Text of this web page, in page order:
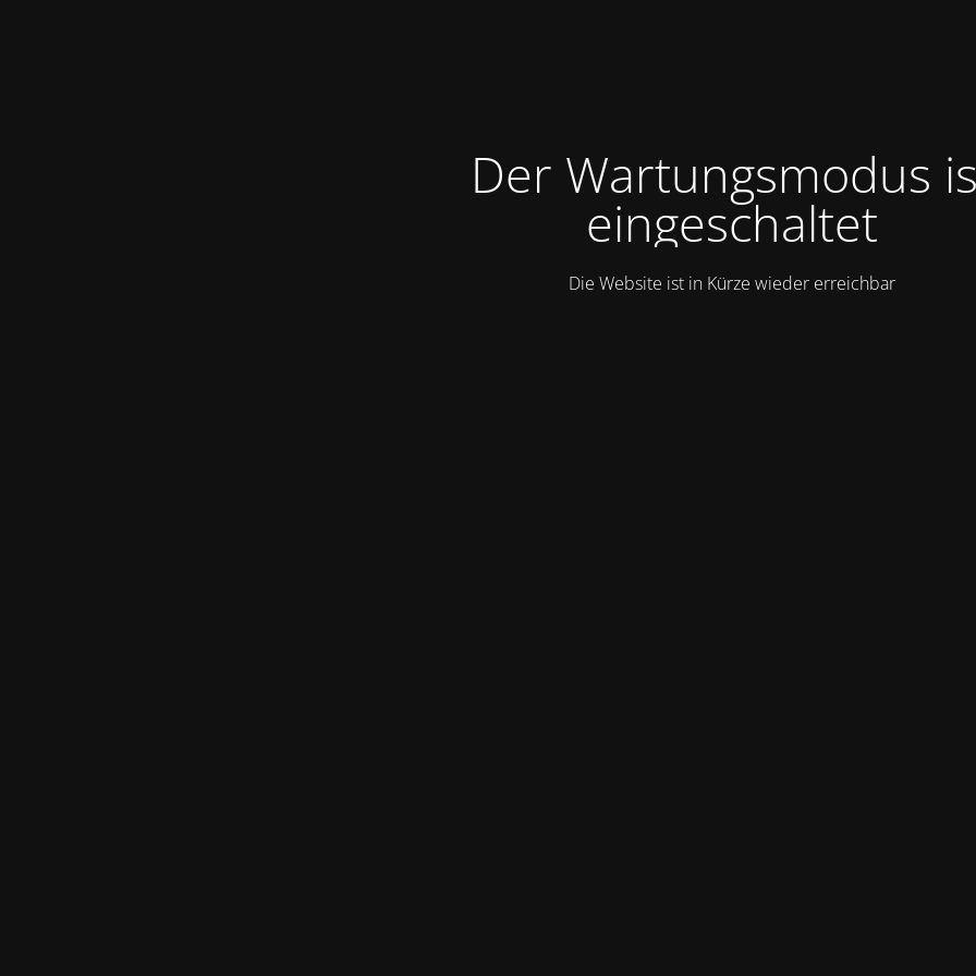
Der Wartungsmodus
eingeschaltet
Die Website ist in Kürze wieder erreichbar